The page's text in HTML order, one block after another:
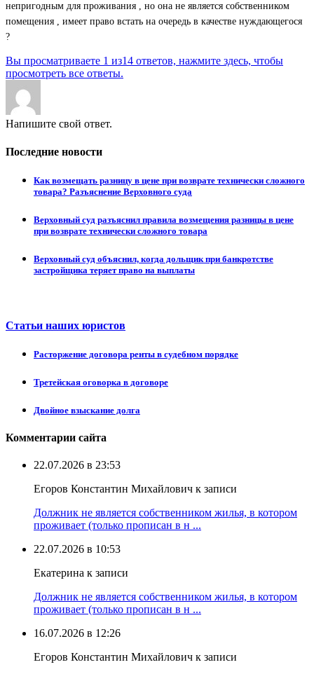
непригодным для проживания , но она не является собственником
помещения , имеет право встать на очередь в качестве нуждающегося
?
Вы просматриваете 1 из14 ответов, нажмите здесь, чтобы
просмотреть все ответы.
Напишите свой ответ.
Последние новости
Как возмещать разницу в цене при возврате технически сложного
товара? Разъяснение Верховного суда
Верховный суд разъяснил правила возмещения разницы в цене
при возврате технически сложного товара
Верховный суд объяснил, когда дольщик при банкротстве
застройщика теряет право на выплаты
Статьи наших юристов
Расторжение договора ренты в судебном порядке
Третейская оговорка в договоре
Двойное взыскание долга
Комментарии сайта
22.07.2026 в 23:53
Егоров Константин Михайлович к записи
Должник не является собственником жилья, в котором
проживает (только прописан в н ...
22.07.2026 в 10:53
Екатерина к записи
Должник не является собственником жилья, в котором
проживает (только прописан в н ...
16.07.2026 в 12:26
Егоров Константин Михайлович к записи